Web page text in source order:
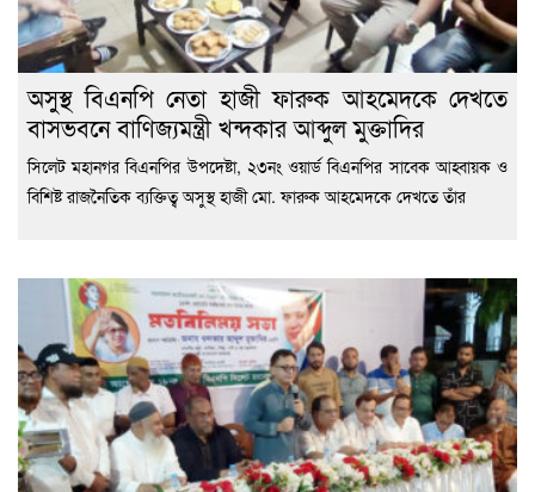
অসুস্থ বিএনপি নেতা হাজী ফারুক আহমেদকে দেখতে
বাসভবনে বাণিজ্যমন্ত্রী খন্দকার আব্দুল মুক্তাদির
সিলেট মহানগর বিএনপির উপদেষ্টা, ২৩নং ওয়ার্ড বিএনপির সাবেক আহ্বায়ক ও
বিশিষ্ট রাজনৈতিক ব্যক্তিত্ব অসুস্থ হাজী মো. ফারুক আহমেদকে দেখতে তাঁর